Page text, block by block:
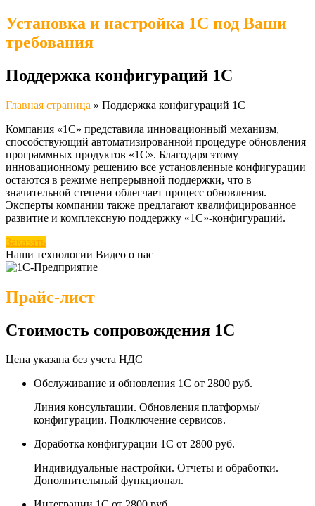
Установка и настройка 1С под Ваши
требования
Поддержка конфигураций 1С
Главная страница » Поддержка конфигураций 1С
Компания «1С» представила инновационный механизм,
способствующий автоматизированной процедуре обновления
программных продуктов «1С». Благодаря этому
инновационному решению все установленные конфигурации
остаются в режиме непрерывной поддержки, что в
значительной степени облегчает процесс обновления.
Эксперты компании также предлагают квалифицированное
развитие и комплексную поддержку «1С»-конфигураций.
Заказать
Наши технологии Видео о нас
Прайс-лист
Стоимость сопровождения 1С
Цена указана без учета НДС
Обслуживание и обновления 1С от 2800 руб.
Линия консультации. Обновления платформы/
конфигурации. Подключение сервисов.
Доработка конфигурации 1С от 2800 руб.
Индивидуальные настройки. Отчеты и обработки.
Дополнительный функционал.